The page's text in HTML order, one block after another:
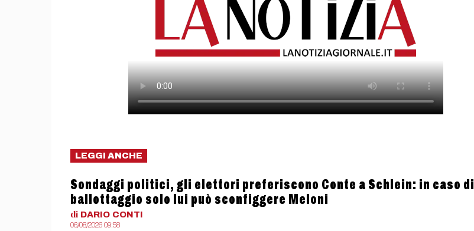
LEGGI ANCHE
Sondaggi politici, gli elettori preferiscono Conte a Schlein: in caso di
ballottaggio solo lui può sconfiggere Meloni
di DARIO CONTI
06/08/2026 09:58